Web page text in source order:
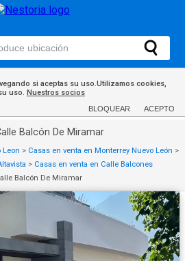
si aceptas su uso.Utilizamos cookies,
uso. Nuestros socios
BLOQUEAR ACEPTO
Balcón De Miramar
Leon > Casas en venta en Monterrey Nuevo León >
> Casas en venta en Calle Balcones
Balcón De Miramar